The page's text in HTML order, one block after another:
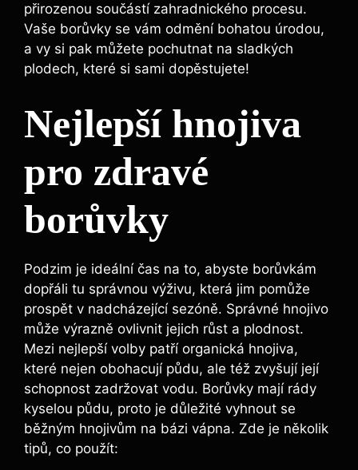
přirozenou součástí zahradnického procesu.
Vaše borůvky se vám odmění⁢ bohatou úrodou,
a vy si pak⁣ můžete​ pochutnat na⁤ sladkých
plodech,⁣ které si⁣ sami dopěstujete!
Nejlepší hnojiva
pro zdravé
borůvky
Podzim je ideální čas na ‍to, abyste borůvkám
dopřáli​ tu správnou výživu, která jim pomůže
prospět ​v ‍nadcházející⁤ sezóně. Správné hnojivo
může výrazně‌ ovlivnit⁤ jejich růst a plodnost.
Mezi⁣ nejlepší volby patří‌ organická hnojiva,
které nejen obohacují půdu, ale ⁣též zvyšují její
schopnost zadržovat vodu. Borůvky mají‌ rády
kyselou​ půdu, ⁤proto je důležité vyhnout se
‌běžným hnojivům na bázi vápna. Zde ‍je několik
tipů, co⁤ použít: